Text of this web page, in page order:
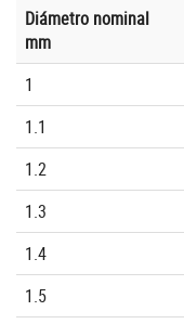
Diámetro nominal
mm
1
1.1
1.2
1.3
1.4
1.5